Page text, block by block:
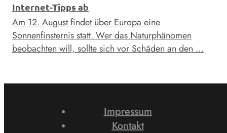
Internet-Tipps ab
Am 12. August findet über Europa eine
Sonnenfinsternis statt. Wer das Naturphänomen
beobachten will, sollte sich vor Schäden an den …
Impressum
Kontakt